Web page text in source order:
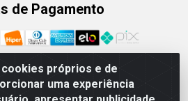
próprios e de
uma experiência
de Pagamento
- Rua Floriano Peixoto, 137- Centro,